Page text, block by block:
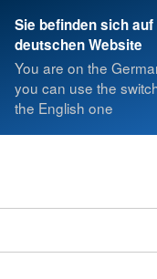
Sie befinden sich auf
deutschen Website
You are on the
you can use the
the English one